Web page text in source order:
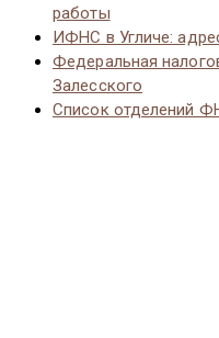
работы
ИФНС в Угличе:
Федеральная
Залесского
Список отделений